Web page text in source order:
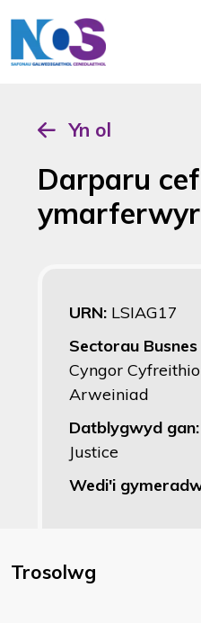
Yn ol
Darparu
ymarferwyr
URN: LSIAG17
Sectorau
Cyngor
Arweiniad
Datblygwyd gan:
Justice
Wedi'i
Trosolwg